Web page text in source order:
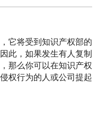
它将受到知识产权部的
此，如果发生有人复制
那么你可以在知识产权
权行为的人或公司提起